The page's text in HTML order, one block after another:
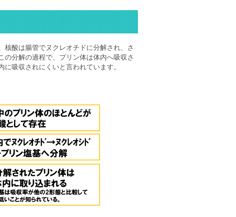
酸は腸管でヌクレオチドに分解され、さ
の分解の過程で、プリン体は体内へ吸収さ
吸収されにくいと言われています。